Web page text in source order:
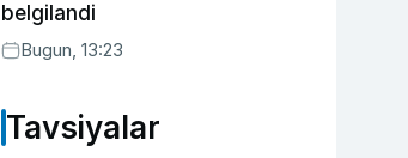
belgilandi
Bugun, 13:23
Tavsiyalar